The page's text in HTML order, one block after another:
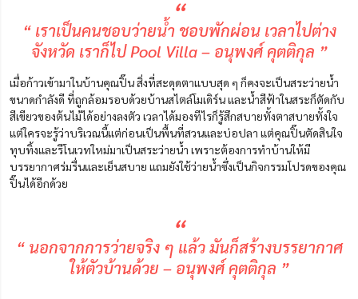
“
“ เราเป็นคนชอบว่ายน้ำ ชอบพักผ่อน เวลาไปต่าง
จังหวัด เราก็ไป Pool Villa – อนุพงศ์ คุตติกุล ”
เมื่อก้าวเข้ามาในบ้านคุณปิ๊น สิ่งที่สะดุดตาแบบสุด ๆ ก็คงจะเป็นสระว่ายน้ำ
ขนาดกำลังดี ที่ถูกล้อมรอบด้วยบ้านสไตล์โมเดิร์น และน้ำสีฟ้าในสระก็ตัดกับ
สีเขียวของต้นไม้ได้อย่างลงตัว เวลาได้มองทีไรก็รู้สึกสบายทั้งตาสบายทั้งใจ
แต่ใครจะรู้ว่าบริเวณนี้แต่ก่อนเป็นพื้นที่สวนและบ่อปลา แต่คุณปิ๊นตัดสินใจ
ทุบทิ้งและรีโนเวทใหม่มาเป็นสระว่ายน้ำ เพราะต้องการทำบ้านให้มี
บรรยากาศร่มรื่นและเย็นสบาย แถมยังใช้ว่ายน้ำซึ่งเป็นกิจกรรมโปรดของคุณ
ปิ๊นได้อีกด้วย
“
“ นอกจากการว่ายจริง ๆ แล้ว มันก็สร้างบรรยากาศ
ให้ตัวบ้านด้วย – อนุพงศ์ คุตติกุล ”